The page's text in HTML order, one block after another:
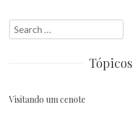
Search
for:
Visitando um cenote